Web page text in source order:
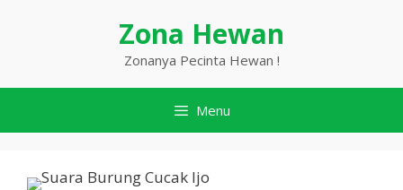
Zona Hewan
Zonanya Pecinta Hewan !
Menu